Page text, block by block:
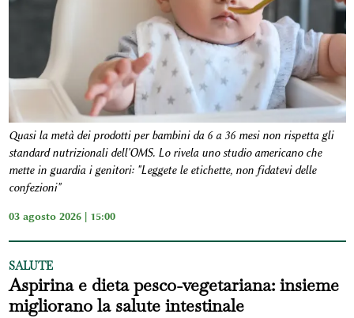
Quasi la metà dei prodotti per bambini da 6 a 36 mesi non rispetta gli
standard nutrizionali dell'OMS. Lo rivela uno studio americano che
mette in guardia i genitori: "Leggete le etichette, non fidatevi delle
confezioni"
03 agosto 2026 | 15:00
SALUTE
Aspirina e dieta pesco-vegetariana: insieme
migliorano la salute intestinale